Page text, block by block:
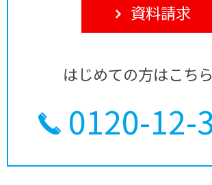
資料請求
はじめての方はこち
0120-12-